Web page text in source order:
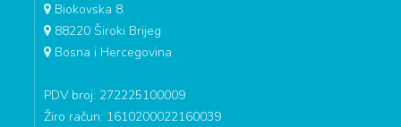
Biokovska 8.
88220 Široki Brijeg
Bosna i Hercegovina
PDV broj: 272225100009
Žiro račun: 1610200022160039